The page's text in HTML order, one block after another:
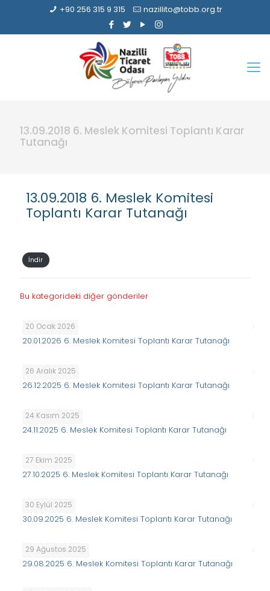
+90 256 315 9 315 nazillito@tobb.org.tr
13.09.2018 6. Meslek Komitesi Toplantı Karar
Tutanağı
13.09.2018 6. Meslek Komitesi
Toplantı Karar Tutanağı
İndir
Bu kategorideki diğer gönderiler
20 Ocak 2026
20.01.2026 6. Meslek Komitesi Toplantı Karar Tutanağı
26 Aralık 2025
26.12.2025 6. Meslek Komitesi Toplantı Karar Tutanağı
24 Kasım 2025
24.11.2025 6. Meslek Komitesi Toplantı Karar Tutanağı
27 Ekim 2025
27.10.2025 6. Meslek Komitesi Toplantı Karar Tutanağı
30 Eylül 2025
30.09.2025 6. Meslek Komitesi Toplantı Karar Tutanağı
29 Ağustos 2025
29.08.2025 6. Meslek Komitesi Toplantı Karar Tutanağı